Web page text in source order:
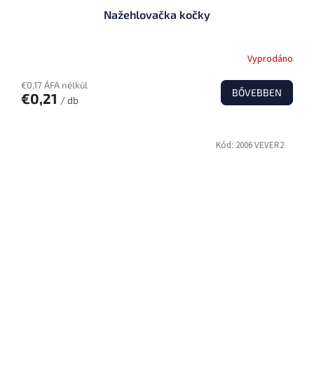
Nažehlovačka kočky
Vyprodáno
€0,17 ÁFA nélkül
€0,21 / db
BŐVEBBEN
Kód: 2006 VEVER2